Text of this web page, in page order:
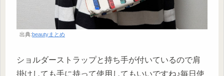
出典:beautyまとめ
ショルダーストラップと持ち手が付いているので肩
掛けしても手に持って使用してもいいですね♪毎日使